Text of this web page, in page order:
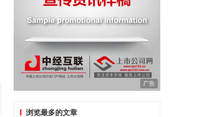
广告
浏览最多的文章